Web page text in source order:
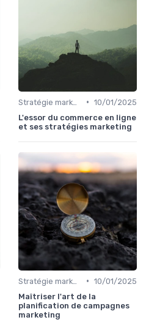
• 10/01/2025
L'essor du commerce en ligne
et ses stratégies marketing
• 10/01/2025
Maîtriser l'art de la
planification de campagnes
marketing